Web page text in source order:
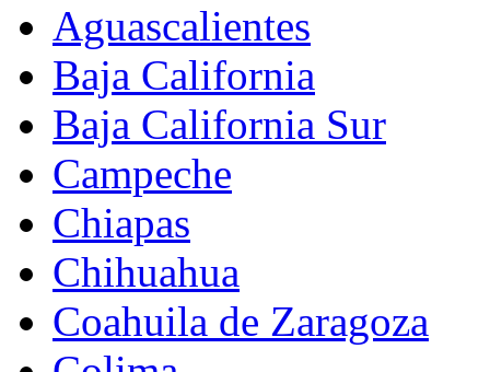
Aguascalientes
Baja California
Baja California Sur
Campeche
Chiapas
Chihuahua
Coahuila de Zaragoza